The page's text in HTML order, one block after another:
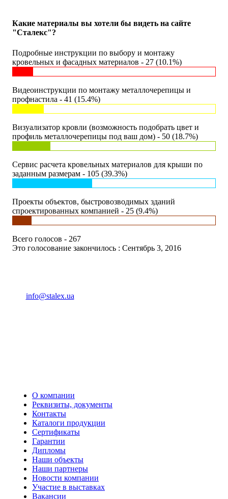
Какие материалы вы хотели бы видеть на сайте
"Сталекс"?
Подробные инструкции по выбору и монтажу
кровельных и фасадных материалов - 27 (10.1%)
Видеоинструкции по монтажу металлочерепицы и
профнастила - 41 (15.4%)
Визуализатор кровли (возможность подобрать цвет и
профиль металлочерепицы под ваш дом) - 50 (18.7%)
Сервис расчета кровельных материалов для крыши по
заданным размерам - 105 (39.3%)
Проекты объектов, быстровозводимых зданий
спроектированных компанией - 25 (9.4%)
Всего голосов - 267
Это голосование закончилось : Сентябрь 3, 2016
info@stalex.ua
О компании
Реквизиты, документы
Контакты
Каталоги продукции
Сертификаты
Гарантии
Дипломы
Наши объекты
Наши партнеры
Новости компании
Участие в выставках
Вакансии